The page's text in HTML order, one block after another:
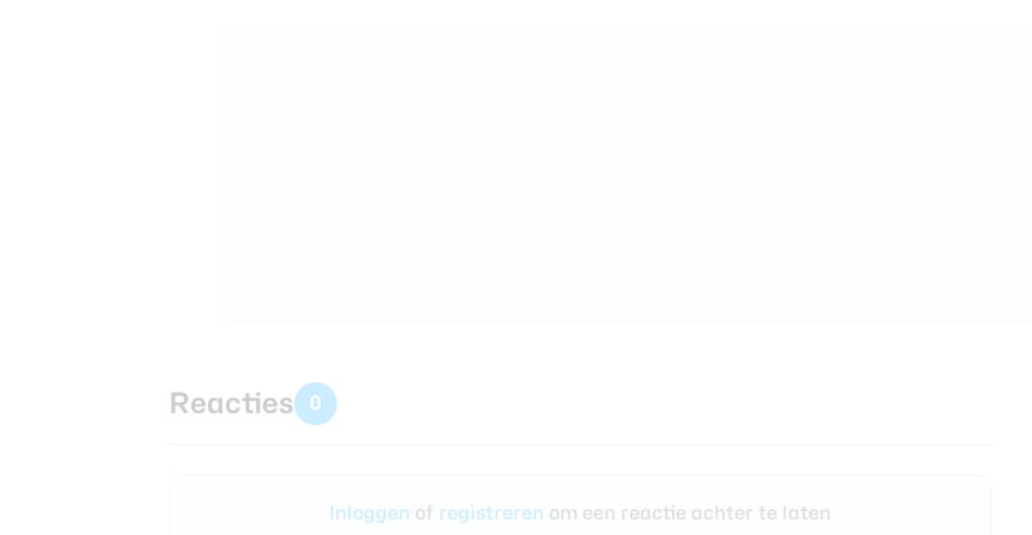
Reacties 0
Inloggen of registreren om een reactie achter te laten